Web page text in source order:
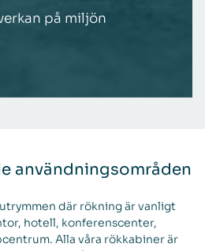
på miljön
användningsområden
där rökning är vanligt
hotell, konferenscenter,
Alla våra rökkabiner är